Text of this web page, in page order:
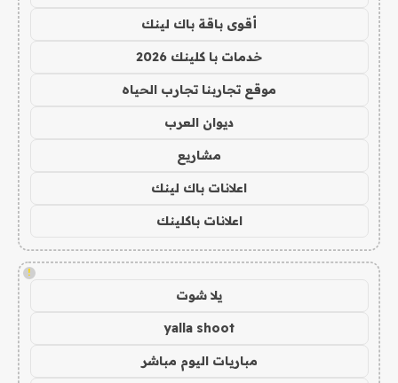
أقوى باقة باك لينك
خدمات با كلينك 2026
موقع تجاربنا تجارب الحياه
ديوان العرب
مشاريع
اعلانات باك لينك
اعلانات باكلينك
!
يلا شوت
yalla shoot
مباريات اليوم مباشر